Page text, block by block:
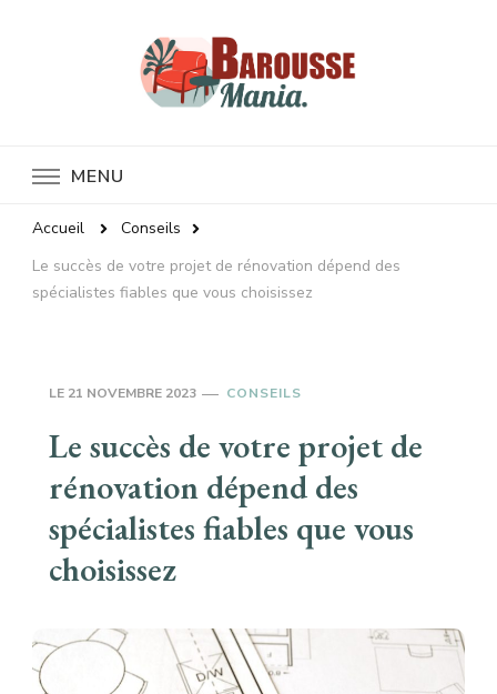
MENU
Accueil
Conseils
Le succès de votre projet de rénovation dépend des
spécialistes fiables que vous choisissez
LE 21 NOVEMBRE 2023 CONSEILS
Le succès de votre projet de
rénovation dépend des
spécialistes fiables que vous
choisissez